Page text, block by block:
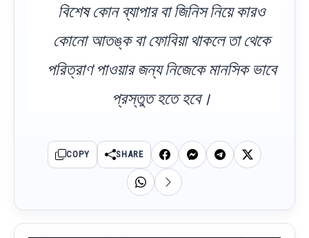
বিশেষ কোন ব্যাপার বা জিনিস নিয়ে কারও
কোনো আতঙ্ক বা ফোবিয়া থাকলে তা থেকে
পরিত্রাণ পাওয়ার জন্য নিজেকে মানসিক ভাবে
প্রস্তুত হতে হবে।
COPY SHARE